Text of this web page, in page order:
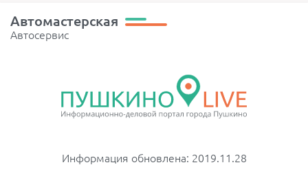
Автомастерская
Автосервис
Информация обновлена: 2019.11.28